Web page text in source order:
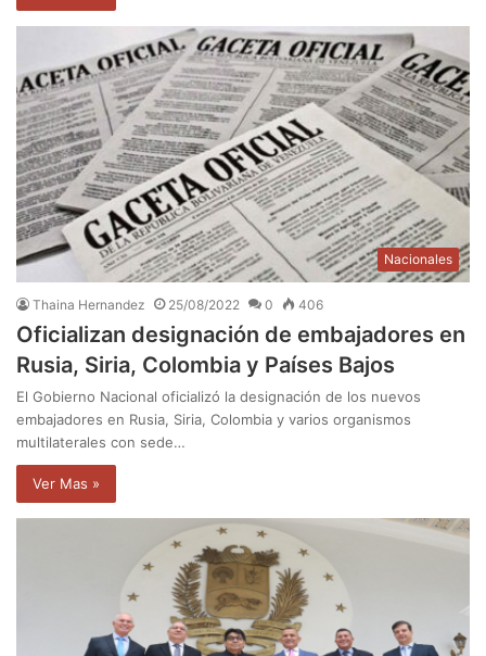
Nacionales
Thaina Hernandez 25/08/2022 0 406
Oficializan designación de embajadores en
Rusia, Siria, Colombia y Países Bajos
El Gobierno Nacional oficializó la designación de los nuevos
embajadores en Rusia, Siria, Colombia y varios organismos
multilaterales con sede…
Ver Mas »